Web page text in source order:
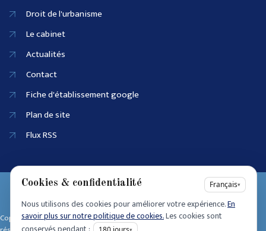
Droit de l'urbanisme
Le cabinet
Actualités
Contact
Fiche d'établissement google
Plan de site
Flux RSS
Copyright © 2025 • Tous dro its
90915686100025
Accessibilité
Cookies & confidentialité Français▾
Nous utilisons des cookies pour améliorer votre expérience.En
savoir plus sur notre politique de cookies.Les cookies sont